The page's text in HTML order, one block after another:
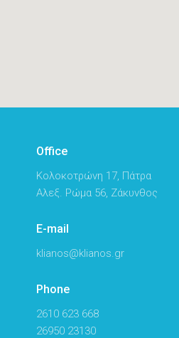
Office
Κολοκοτρώνη 17, Πάτρα
Αλεξ. Ρώμα 56, Ζάκυνθος
E-mail
klianos@klianos.gr
Phone
2610 623 668
26950 23130